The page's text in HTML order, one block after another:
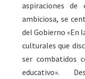
aspiraciones de
ambiciosa, se
del Gobierno «En
culturales que
ser combatidos
educativo».